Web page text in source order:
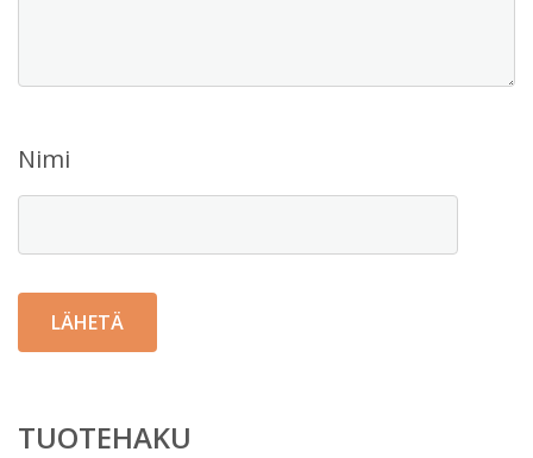
Nimi
TUOTEHAKU